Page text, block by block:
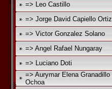
=> Leo Castillo
=> Jorge David Capiello Ortiz
=> Victor Gonzalez Solano
=> Angel Rafael Nungaray
=> Luciano Doti
=> Aurymar Elena Granadillo
Ochoa